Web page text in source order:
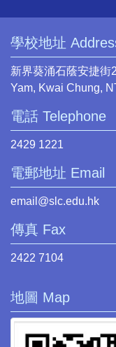
學校地址
新界葵涌石蔭安捷街
Yam, Kwai Chung,
電話 Telephone
2429 1221
電郵地址 Email
email@slc.edu.hk
傳真 Fax
2422 7104
地圖 Map